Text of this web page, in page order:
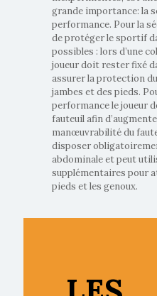
grande importance: la
performance. Pour la
de protéger le sportif
possibles : lors d’une
joueur doit rester fixé
assurer la protection
jambes et des pieds.
performance le joueur
fauteuil afin
manœuvrabilité du
disposer
abdominale et peut
supplémentaires pour
pieds et les genoux.